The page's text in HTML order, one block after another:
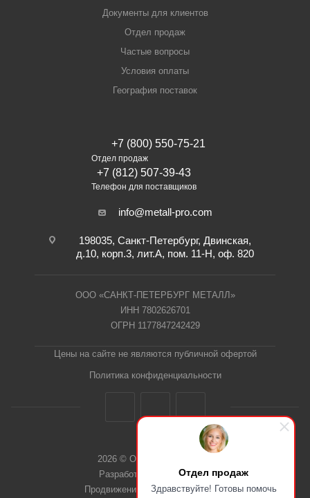
Отдел продаж
Здравствуйте! Готовы помочь
Документы для клиентов
Отдел продаж
Частые вопросы
Условия оплаты
География поставок
+7 (800) 550-75-21
Отдел продаж
+7 (812) 507-39-43
Телефон для поставщиков
info@metall-pro.com
198035, Санкт-Петербург, Двинская,
д.10, корп.3, лит.А, пом. 11-Н, оф. 820
ООО «САНКТ-ПЕТЕРБУРГ МЕТАЛЛ»
ИНН 7802626701
ОГРН 1177847242429
Цены на сайте не являются публичной офертой
Политика конфиденциальности
2026 © ООО "СПб Металл"
Разработка сайта Dieztech
Продвижение сайта — Веб-Центр